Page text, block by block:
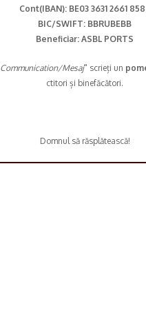
Cont(IBAN): BE03 3631 2661
BIC/SWIFT: BBRUBEBB
Beneficiar: ASBL PORTS
Communication/Mesaj" scrieți un
ctitori și binefăcători.
Domnul să răsplătească!